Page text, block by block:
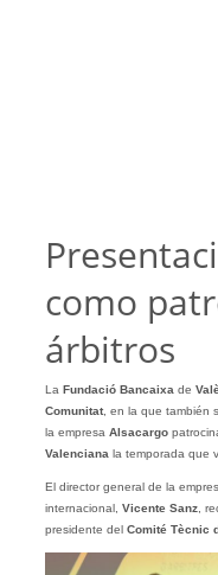
como
árbitros
La Fundació Bancaixa de
Comunitat, en la que también
la empresa Alsacargo
Valenciana la temporada que
El director general de la
internacional, Vicente Sanz,
presidente del Comité Tècnic